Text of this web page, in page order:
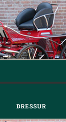
DRESSUR